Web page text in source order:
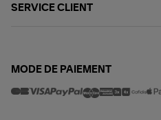
SERVICE CLIENT
MODE DE PAIEMENT